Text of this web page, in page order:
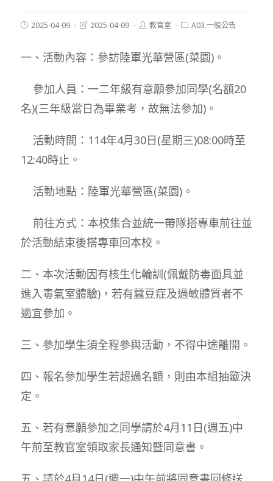
Post2025-04-09
Post2025-04-09
Post教官室
PostA03.一般公告
一、活動內容：參訪陸軍光華營區(菜園)。
參加人員：一二年級有意願參加同學(名額20
名)(三年級當日為畢業考，故無法參加)。
活動時間：114年4月30日(星期三)08:00時至
12:40時止。
活動地點：陸軍光華營區(菜園)。
前往方式：本校集合並統一帶隊搭專車前往並
於活動結束後搭專車回本校。
二、本次活動因有核生化輪訓(佩戴防毒面具並
進入毒氣室體驗)，若有蠶豆症及過敏體質者不
適宜參加。
三、參加學生須全程參與活動，不得中途離開。
四、報名參加學生若超過名額，則由本組抽籤決
定。
五、若有意願參加之同學請於4月11日(週五)中
午前至教官室領取家長通知暨同意書。